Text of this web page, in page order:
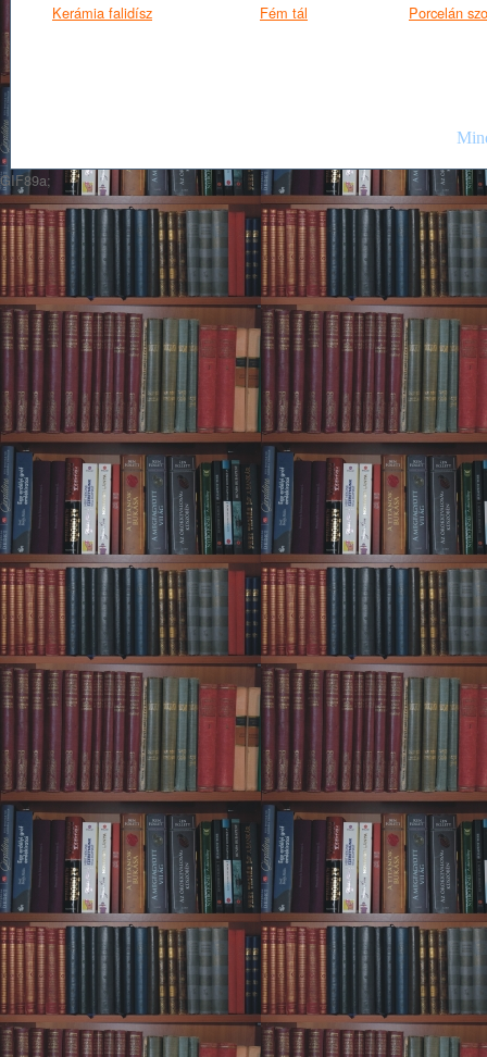
Kerámia falidísz Fém tál Porcelán
GIF89a;